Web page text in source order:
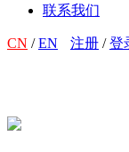
联系我们
CN /EN 注册 /登